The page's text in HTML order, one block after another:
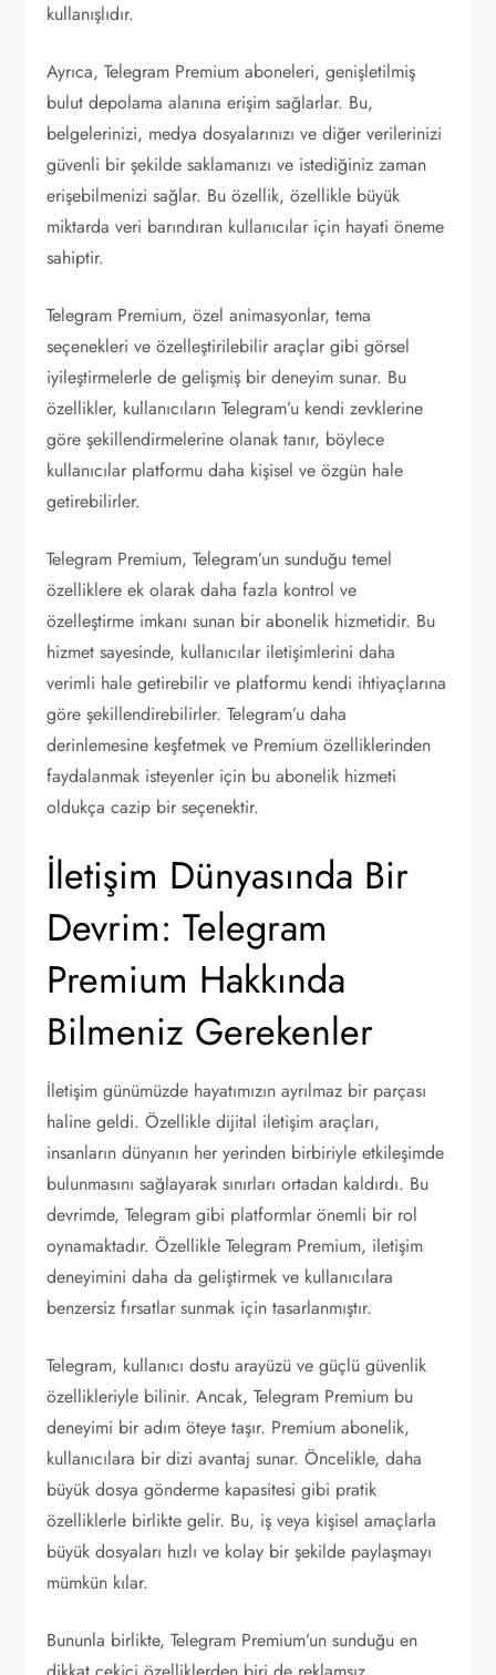
kullanışlıdır.
Ayrıca, Telegram Premium aboneleri, genişletilmiş
bulut depolama alanına erişim sağlarlar. Bu,
belgelerinizi, medya dosyalarınızı ve diğer verilerinizi
güvenli bir şekilde saklamanızı ve istediğiniz zaman
erişebilmenizi sağlar. Bu özellik, özellikle büyük
miktarda veri barındıran kullanıcılar için hayati öneme
sahiptir.
Telegram Premium, özel animasyonlar, tema
seçenekleri ve özelleştirilebilir araçlar gibi görsel
iyileştirmelerle de gelişmiş bir deneyim sunar. Bu
özellikler, kullanıcıların Telegram’u kendi zevklerine
göre şekillendirmelerine olanak tanır, böylece
kullanıcılar platformu daha kişisel ve özgün hale
getirebilirler.
Telegram Premium, Telegram’un sunduğu temel
özelliklere ek olarak daha fazla kontrol ve
özelleştirme imkanı sunan bir abonelik hizmetidir. Bu
hizmet sayesinde, kullanıcılar iletişimlerini daha
verimli hale getirebilir ve platformu kendi ihtiyaçlarına
göre şekillendirebilirler. Telegram’u daha
derinlemesine keşfetmek ve Premium özelliklerinden
faydalanmak isteyenler için bu abonelik hizmeti
oldukça cazip bir seçenektir.
İletişim Dünyasında Bir
Devrim: Telegram
Premium Hakkında
Bilmeniz Gerekenler
İletişim günümüzde hayatımızın ayrılmaz bir parçası
haline geldi. Özellikle dijital iletişim araçları,
insanların dünyanın her yerinden birbiriyle etkileşimde
bulunmasını sağlayarak sınırları ortadan kaldırdı. Bu
devrimde, Telegram gibi platformlar önemli bir rol
oynamaktadır. Özellikle Telegram Premium, iletişim
deneyimini daha da geliştirmek ve kullanıcılara
benzersiz fırsatlar sunmak için tasarlanmıştır.
Telegram, kullanıcı dostu arayüzü ve güçlü güvenlik
özellikleriyle bilinir. Ancak, Telegram Premium bu
deneyimi bir adım öteye taşır. Premium abonelik,
kullanıcılara bir dizi avantaj sunar. Öncelikle, daha
büyük dosya gönderme kapasitesi gibi pratik
özelliklerle birlikte gelir. Bu, iş veya kişisel amaçlarla
büyük dosyaları hızlı ve kolay bir şekilde paylaşmayı
mümkün kılar.
Bununla birlikte, Telegram Premium’un sunduğu en